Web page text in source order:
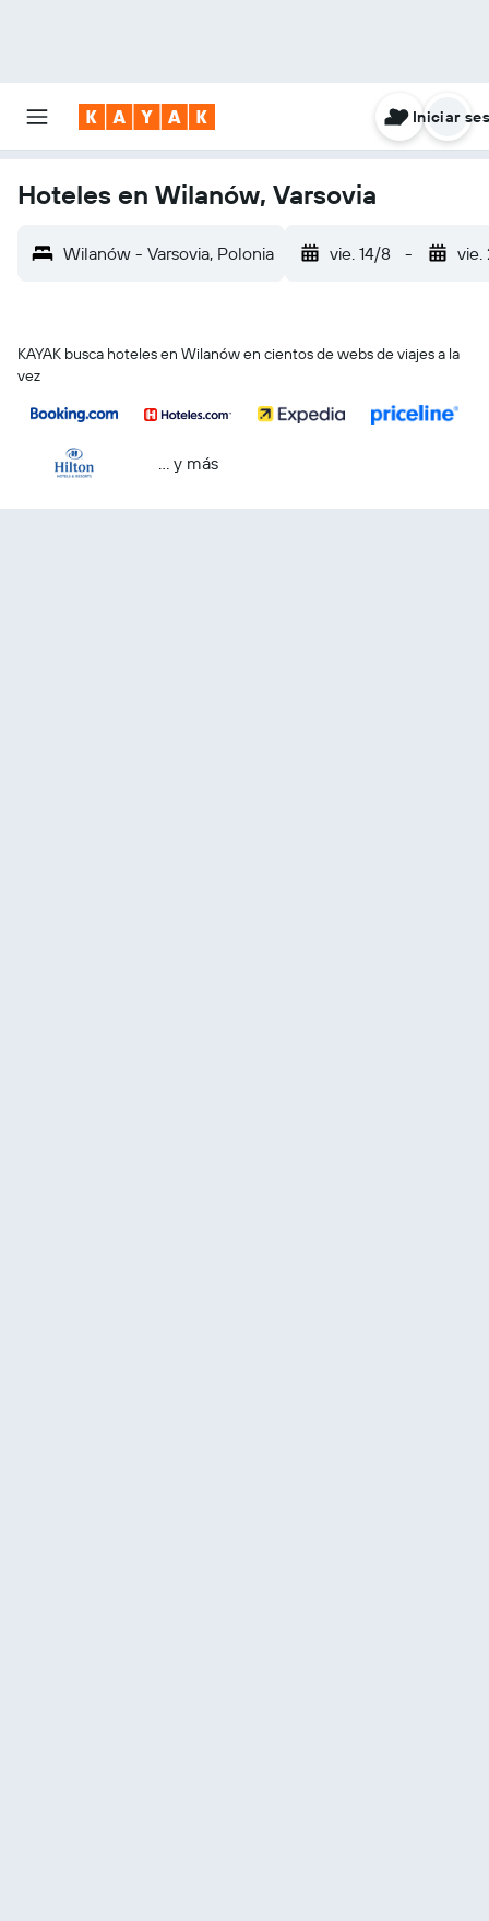
Iniciar
Hoteles en Wilanów, Varsovia
Wilanów - Varsovia, Polonia vie. 14/8 - vie.
KAYAK busca hoteles en Wilanów en cientos de webs de viajes a la
vez
… y más